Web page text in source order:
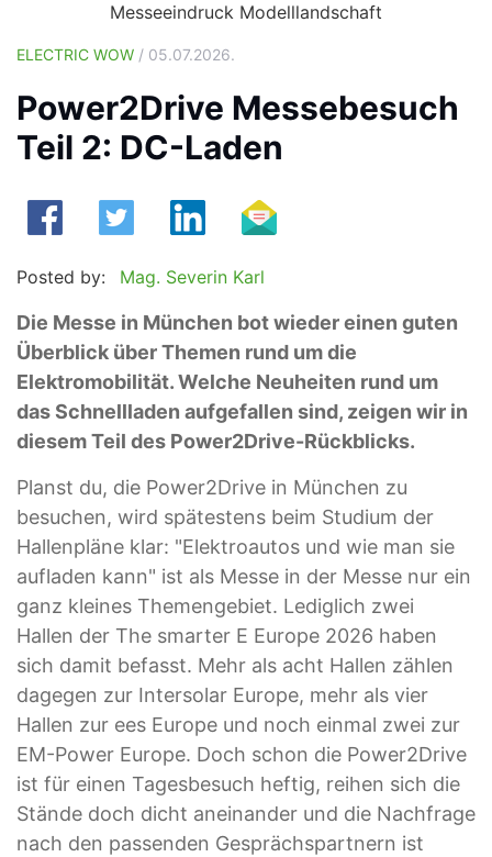
Messeeindruck Modelllandschaft
ELECTRIC WOW / 05.07.2026.
Power2Drive Messebesuch
Teil 2: DC-Laden
Posted by: Mag. Severin Karl
Die Messe in München bot wieder einen guten
Überblick über Themen rund um die
Elektromobilität. Welche Neuheiten rund um
das Schnellladen aufgefallen sind, zeigen wir in
diesem Teil des Power2Drive-Rückblicks.
Planst du, die Power2Drive in München zu
besuchen, wird spätestens beim Studium der
Hallenpläne klar: "Elektroautos und wie man sie
aufladen kann" ist als Messe in der Messe nur ein
ganz kleines Themengebiet. Lediglich zwei
Hallen der The smarter E Europe 2026 haben
sich damit befasst. Mehr als acht Hallen zählen
dagegen zur Intersolar Europe, mehr als vier
Hallen zur ees Europe und noch einmal zwei zur
EM-Power Europe. Doch schon die Power2Drive
ist für einen Tagesbesuch heftig, reihen sich die
Stände doch dicht aneinander und die Nachfrage
nach den passenden Gesprächspartnern ist